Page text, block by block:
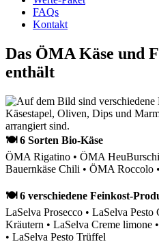
FAQs
Kontakt
Das ÖMA Käse und
enthält
🍽 6 Sorten Bio-Käse
ÖMA Rigatino • ÖMA
Bauernkäse Chili • ÖMA Roccolo
🍽 6 verschiedene Feinkost-
LaSelva Prosecco • LaSelva
Kräutern • LaSelva Creme limone
• LaSelva Pesto Trüffel